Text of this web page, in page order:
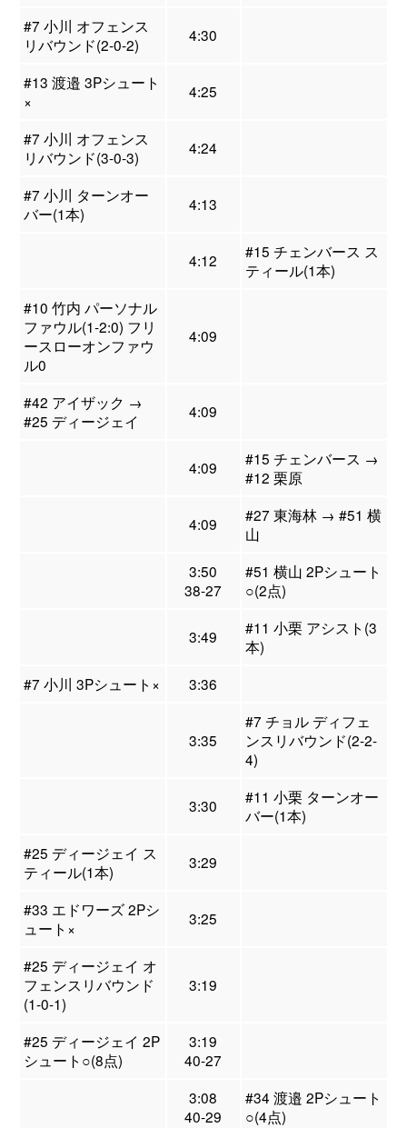
#7 小川 オフェンス
リバウンド(2-0-2)
4:30
#13 渡邉 3Pシュート
×
4:25
#7 小川 オフェンス
リバウンド(3-0-3)
4:24
#7 小川 ターンオー
バー(1本)
4:13
4:12
#15 チェンバース ス
ティール(1本)
#10 竹内 パーソナル
ファウル(1-2:0) フリ
ースローオンファウ
ル0
4:09
#42 アイザック →
#25 ディージェイ
4:09
4:09
#15 チェンバース →
#12 栗原
4:09
#27 東海林 → #51 横
山
3:50
38-27
#51 横山 2Pシュート
○(2点)
3:49
#11 小栗 アシスト(3
本)
#7 小川 3Pシュート×
3:36
3:35
#7 チョル ディフェ
ンスリバウンド(2-2-
4)
3:30
#11 小栗 ターンオー
バー(1本)
#25 ディージェイ ス
ティール(1本)
3:29
#33 エドワーズ 2Pシ
ュート×
3:25
#25 ディージェイ オ
フェンスリバウンド
(1-0-1)
3:19
#25 ディージェイ 2P
シュート○(8点)
3:19
40-27
3:08
40-29
#34 渡邉 2Pシュート
○(4点)